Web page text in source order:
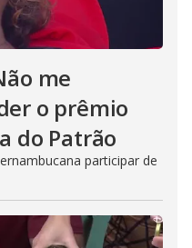
me
o prêmio
do Patrão
participar de